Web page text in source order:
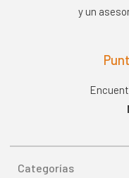
y un
Categorías